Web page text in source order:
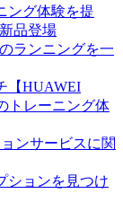
ング体験を提
品登場
ランニングを一
【HUAWEI
トレーニング体
ンサービスに関
ションを見つけ